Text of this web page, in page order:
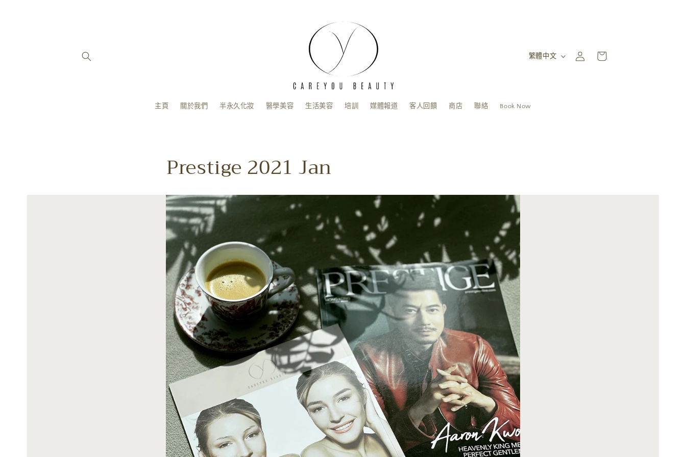
主頁 關於我們 半永久化妝 醫學美容 生活美容 培訓 媒體報道 客人回饋 商店 聯絡 Book Now
語言
繁體中文 登入 購物車
Prestige 2021 Jan